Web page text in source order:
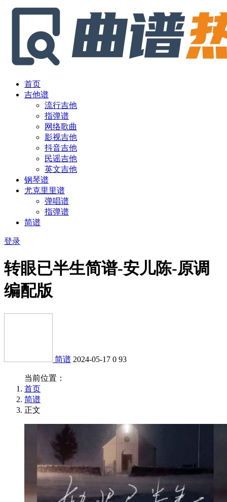
首页
吉他谱
流行吉他
指弹谱
网络歌曲
影视吉他
抖音吉他
民谣吉他
英文吉他
钢琴谱
尤克里里谱
弹唱谱
指弹谱
简谱
登录
转眼已半生简谱-安儿陈-原调
编配版
简谱 2024-05-17 0 93
当前位置：
首页
简谱
正文